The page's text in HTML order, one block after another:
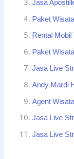
Jasa
Paket
Rental Mobil
Paket
Jasa Live
Andy Mardi
Agent
Jasa Live
Jasa Live